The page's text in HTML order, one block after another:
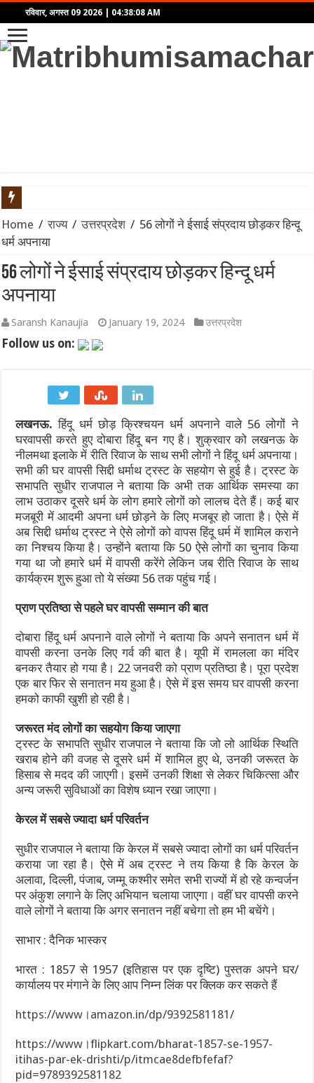
रविवार, अगस्त 09 2026 04:38:08 AM
‘राष्ट्रपति मालिक नहीं, अस्थायी किराएदार हैं’: अमेरिकी कोर्ट ने ट्रंप के
विमेंस टी20 एशिया कप 2026 से पहले भारत को बड़ा झटका: चोट के कारण
अतीक अहमद के बेटों अली और उमर को हाईकोर्ट से मिली पैरोल, कड़े पहरे
भारत की वायु रक्षा में बड़ा कदम: छठी पीढ़ी के लड़ाकू विमान (6th
2027 वनडे वर्ल्ड कप: अफगानिस्तान ने सीधे क्वालिफाई कर रचा
भारत बनाम श्रीलंका टेस्ट सीरीज 2026: श्रीलंका क्रिकेट का बड़ा
ऋषभ पंत का उत्तराखंड प्रेम: गृह राज्य में पहला घर बनाने की इच्छा, सीएम
Home / राज्य / उत्तरप्रदेश / 56 लोगों ने ईसाई संप्रदाय छोड़कर हिन्दू
धर्म अपनाया
56 लोगों ने ईसाई संप्रदाय छोड़कर हिन्दू धर्म
अपनाया
Saransh Kanaujia January 19, 2024 उत्तरप्रदेश
Follow us on:
लखनऊ. हिंदू धर्म छोड़ क्रिश्चयन धर्म अपनाने वाले 56 लोगों ने
घरवापसी करते हुए दोबारा हिंदू बन गए है। शुक्रवार को लखनऊ के
नीलमथा इलाके में रीति रिवाज के साथ सभी लोगों ने हिंदू धर्म अपनाया।
सभी की घर वापसी सिद्दी धर्माथ ट्रस्ट के सहयोग से हुई है। ट्रस्ट के
सभापति सुधीर राजपाल ने बताया कि अभी तक आर्थिक समस्या का
लाभ उठाकर दूसरे धर्म के लोग हमारे लोगों को लालच देते हैं। कई बार
मजबूरी में आदमी अपना धर्म छोड़ने के लिए मजबूर हो जाता है। ऐसे में
अब सिद्दी धर्माथ ट्रस्ट ने ऐसे लोगों को वापस हिंदू धर्म में शामिल कराने
का निश्चय किया है। उन्होंने बताया कि 50 ऐसे लोगों का चुनाव किया
गया था जो हमारे धर्म में वापसी करेंगे लेकिन जब रीति रिवाज के साथ
कार्यक्रम शुरू हुआ तो ये संख्या 56 तक पहुंच गई।
प्राण प्रतिष्ठा से पहले घर वापसी सम्मान की बात
दोबारा हिंदू धर्म अपनाने वाले लोगों ने बताया कि अपने सनातन धर्म में
वापसी करना उनके लिए गर्व की बात है। यूपी में रामलला का मंदिर
बनकर तैयार हो गया है। 22 जनवरी को प्राण प्रतिष्ठा है। पूरा प्रदेश
एक बार फिर से सनातन मय हुआ है। ऐसे में इस समय घर वापसी करना
हमको काफी खुशी हो रही है।
जरूरत मंद लोगों का सहयोग किया जाएगा
ट्रस्ट के सभापति सुधीर राजपाल ने बताया कि जो लो आर्थिक स्थिति
खराब होने की वजह से दूसरे धर्म में शामिल हुए थे, उनकी जरूरत के
हिसाब से मदद की जाएगी। इसमें उनकी शिक्षा से लेकर चिकित्सा और
अन्य जरूरी सुविधाओं का विशेष ध्यान रखा जाएगा।
केरल में सबसे ज्यादा धर्म परिवर्तन
सुधीर राजपाल ने बताया कि केरल में सबसे ज्यादा लोगों का धर्म परिवर्तन
कराया जा रहा है। ऐसे में अब ट्रस्ट ने तय किया है कि केरल के
अलावा, दिल्ली, पंजाब, जम्मू कश्मीर समेत सभी राज्यों में हो रहे कन्वर्जन
पर अंकुश लगाने के लिए अभियान चलाया जाएगा। वहीं घर वापसी करने
वाले लोगों ने बताया कि अगर सनातन नहीं बचेगा तो हम भी बचेंगे।
साभार : दैनिक भास्कर
भारत : 1857 से 1957 (इतिहास पर एक दृष्टि) पुस्तक अपने घर/
कार्यालय पर मंगाने के लिए आप निम्न लिंक पर क्लिक कर सकते हैं
https://www।amazon.in/dp/9392581181/
https://www।flipkart.com/bharat-1857-se-1957-
itihas-par-ek-drishti/p/itmcae8defbfefaf?
pid=9789392581182